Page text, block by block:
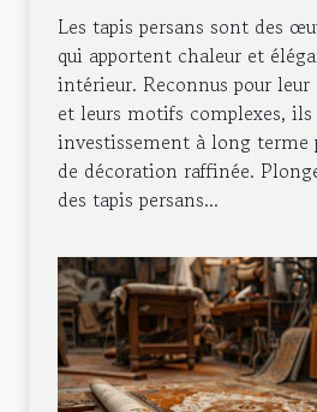
Les tapis persans sont des
qui apportent chaleur et
intérieur. Reconnus pour leur
et leurs motifs complexes,
investissement à long terme
de décoration raffinée.
des tapis persans...